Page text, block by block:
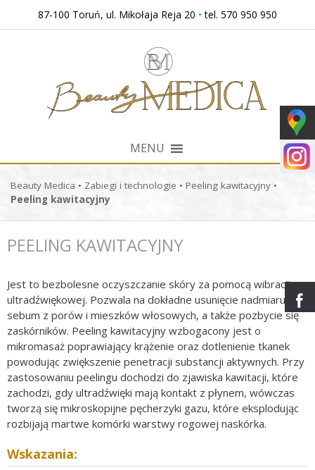
87-100 Toruń, ul. Mikołaja Reja 20 • tel. 570 950 950
MENU
Beauty Medica • Zabiegi i technologie • Peeling kawitacyjny •
Peeling kawitacyjny
PEELING KAWITACYJNY
Jest to bezbolesne oczyszczanie skóry za pomocą wibracji
ultradźwiękowej. Pozwala na dokładne usunięcie nadmiaru
sebum z porów i mieszków włosowych, a także pozbycie się
zaskórników. Peeling kawitacyjny wzbogacony jest o
mikromasaż poprawiający krążenie oraz dotlenienie tkanek
powodując zwiększenie penetracji substancji aktywnych. Przy
zastosowaniu peelingu dochodzi do zjawiska kawitacji, które
zachodzi, gdy ultradźwięki mają kontakt z płynem, wówczas
tworzą się mikroskopijne pęcherzyki gazu, które eksplodując
rozbijają martwe komórki warstwy rogowej naskórka.
Wskazania: